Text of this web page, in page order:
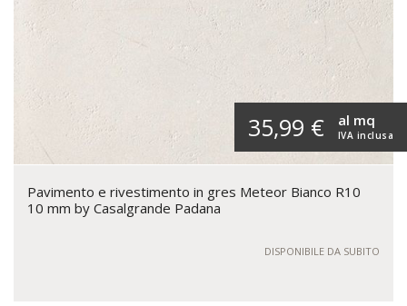
35,99 € IVA inclusa
al mq
Pavimento e rivestimento in gres Meteor Bianco R10
10 mm by Casalgrande Padana
DISPONIBILE DA SUBITO